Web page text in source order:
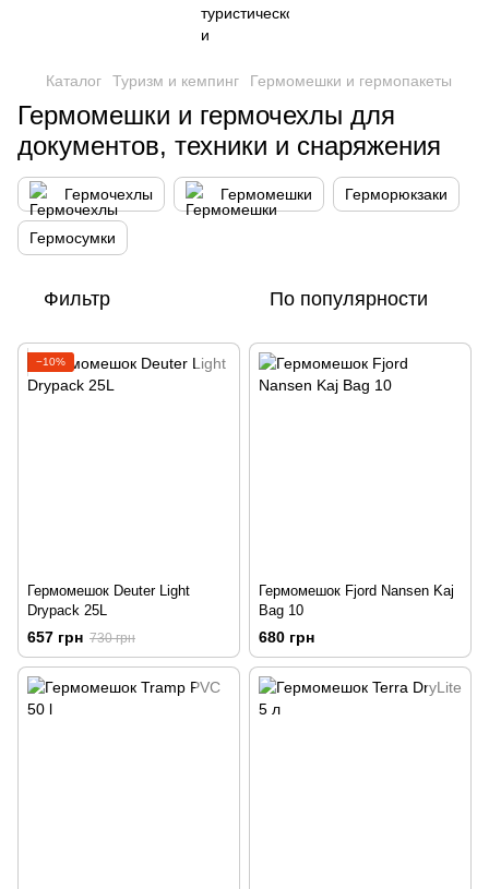
Каталог Туризм и кемпинг Гермомешки и гермопакеты
Гермомешки и гермочехлы для
документов, техники и снаряжения
Гермочехлы Гермомешки Герморюкзаки
Гермосумки
Фильтр По популярности
−10%
Гермомешок Deuter Light
Drypack 25L
657 грн 730 грн
Гермомешок Fjord Nansen Kaj
Bag 10
680 грн